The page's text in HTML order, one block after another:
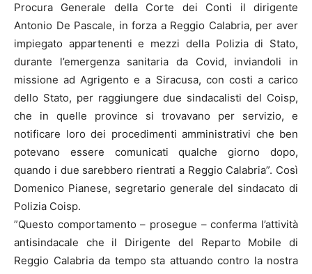
Procura Generale della Corte dei Conti il dirigente
Antonio De Pascale, in forza a Reggio Calabria, per aver
impiegato appartenenti e mezzi della Polizia di Stato,
durante l’emergenza sanitaria da Covid, inviandoli in
missione ad Agrigento e a Siracusa, con costi a carico
dello Stato, per raggiungere due sindacalisti del Coisp,
che in quelle province si trovavano per servizio, e
notificare loro dei procedimenti amministrativi che ben
potevano essere comunicati qualche giorno dopo,
quando i due sarebbero rientrati a Reggio Calabria”. Così
Domenico Pianese, segretario generale del sindacato di
Polizia Coisp.
”Questo comportamento – prosegue – conferma l’attività
antisindacale che il Dirigente del Reparto Mobile di
Reggio Calabria da tempo sta attuando contro la nostra